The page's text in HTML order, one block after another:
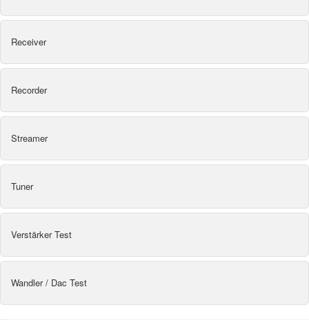
Receiver
Recorder
Streamer
Tuner
Verstärker Test
Wandler / Dac Test